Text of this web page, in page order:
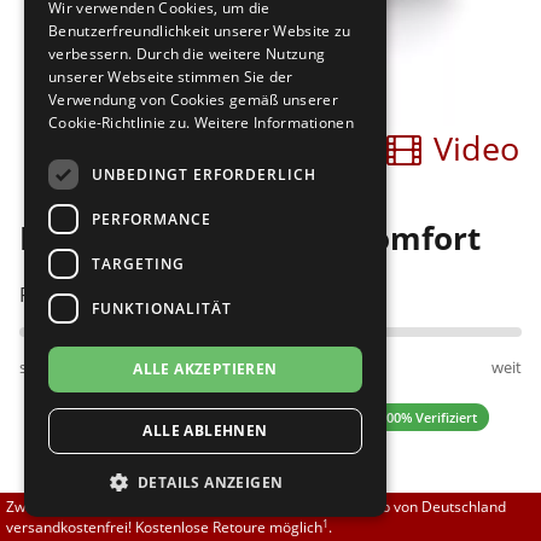
Brautschuhe
Sneaker
Übergrößen 43-44
Flexerinas
Merlet
Nueva Epoca
RayRose
Rummos
Rumpf
SoDanca
TopTanz
Bilder Video
Diamant 050-029-034 comfort
Passt am besten bei Fußweite:
schmal normal weit
4.59 (29 Bewertungen) ✓ 100% Verifiziert
114,00 EUR
Zwischen 70,00 EUR und 800,00 EUR liefern wir innerhalb von Deutschland
versandkostenfrei! Kostenlose Retoure möglich1.
Wir verwenden Cookies, um die
Benutzerfreundlichkeit unserer Website zu
verbessern. Durch die weitere Nutzung
unserer Webseite stimmen Sie der
Verwendung von Cookies gemäß unserer
Cookie-Richtlinie zu. Weitere Informationen
UNBEDINGT ERFORDERLICH
PERFORMANCE
TARGETING
FUNKTIONALITÄT
ALLE AKZEPTIEREN
ALLE ABLEHNEN
DETAILS ANZEIGEN